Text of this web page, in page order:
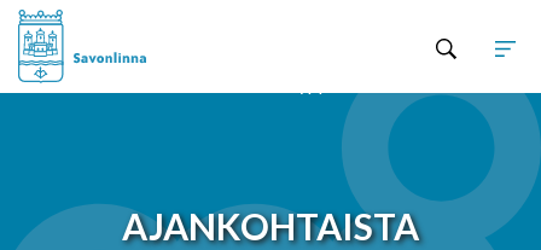
AJANKOHTAISTA